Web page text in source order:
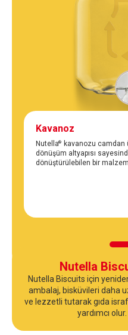
Kavanoz
Nutella®
kavanozu camdan
dönüşüm altyapısı
dönüştürülebilen bir
Nutella
Nutella Biscuits için
ambalaj, bisküvileri daha
ve lezzetli tutarak gıda
yardımcı olur.